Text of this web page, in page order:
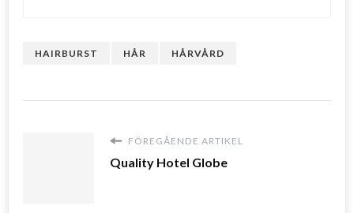
HAIRBURST HÅR HÅRVÅRD
FÖREGÅENDE ARTIKEL
Quality Hotel Globe